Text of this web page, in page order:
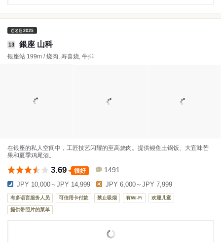
13 銀座 山科
银座站 199m / 烧肉, 寿喜烧, 牛排
在银座的私人空间中，工匠技艺闪耀的至高烧肉。提供鳗鱼土锅饭、大宜味芒
果和夏季鸡尾酒。
3.69 很好 1491
JPY 10,000～JPY 14,999 JPY 6,000～JPY 7,999
有多语言服务人员 可信用卡付款 禁止吸烟 有Wi-Fi 欢迎儿童
提供带照片的菜单